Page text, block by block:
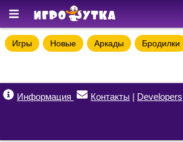
Игры Новые Аркады Бродилки
Информация Контакты | Developers